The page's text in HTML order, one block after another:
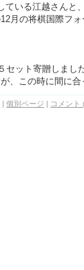
いる江越さんと
月の将棋国際フ
ット寄贈しまし
、この時に間に合
| 個別ページ | コメント